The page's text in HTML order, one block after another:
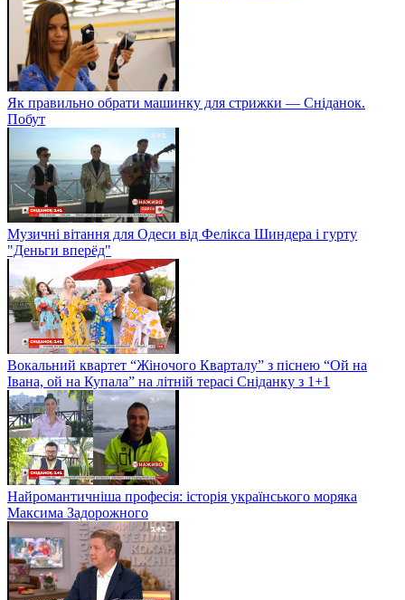
Як правильно обрати машинку для стрижки — Сніданок.
Побут
Музичні вітання для Одеси від Фелікса Шиндера і гурту
"Деньги вперёд"
Вокальний квартет “Жіночого Кварталу” з піснею “Ой на
Івана, ой на Купала” на літній терасі Сніданку з 1+1
Найромантичніша професія: історія українського моряка
Максима Задорожного